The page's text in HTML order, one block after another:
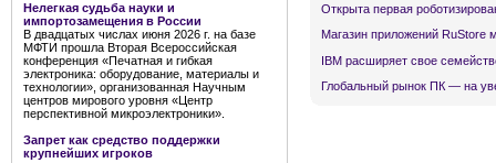
Нелегкая судьба науки и
импортозамещения в России
В двадцатых числах июня 2026 г. на базе
МФТИ прошла Вторая Всероссийская
конференция «Печатная и гибкая
электроника: оборудование, материалы и
технологии», организованная Научным
центров мирового уровня «Центр
перспективной микроэлектроники».
Запрет как средство поддержки
крупнейших игроков
Открыта первая
Магазин приложений RuStore
IBM расширяет свое
Глобальный рынок ПК — на